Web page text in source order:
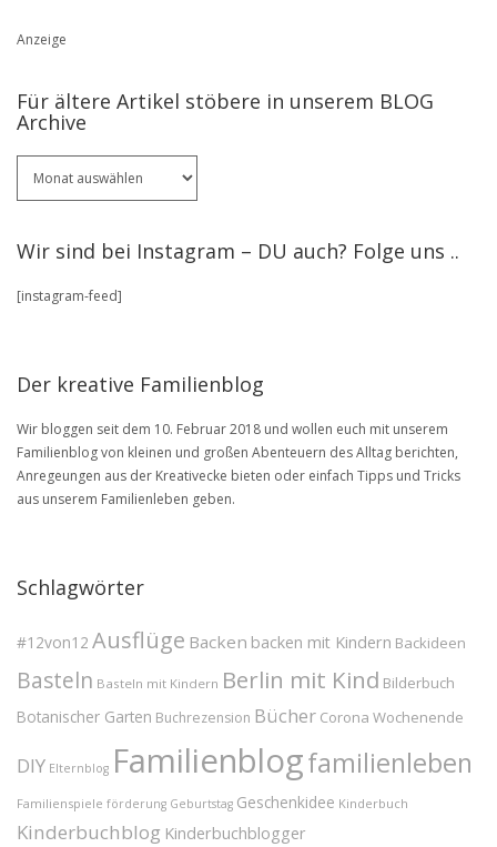
Anzeige
Für ältere Artikel stöbere in unserem BLOG
Archive
ältere
in
BLOG
Wir sind bei Instagram – DU auch? Folge uns ..
[instagram-feed]
Der kreative Familienblog
Wir bloggen seit dem 10. Februar 2018 und wollen euch mit unserem
Familienblog von kleinen und großen Abenteuern des Alltag berichten,
Anregeungen aus der Kreativecke bieten oder einfach Tipps und Tricks
aus unserem Familienleben geben.
Schlagwörter
#12von12 Ausflüge Backen backen mit Kindern Backideen
Basteln Basteln mit Kindern Berlin mit Kind Bilderbuch
Botanischer Garten Buchrezension Bücher Corona Wochenende
DIY Elternblog Familienblogfamilienleben
Familienspiele förderung Geburtstag Geschenkidee Kinderbuch
Kinderbuchblog Kinderbuchblogger